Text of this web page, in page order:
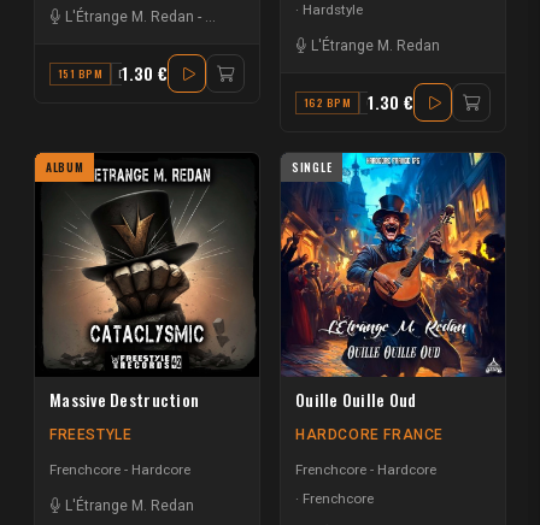
L'Étrange M. Redan - Tomson Fauster
151 BPM D1.30 €
Hardstyle
L'Étrange M. Redan
162 BPM C1.30 €
ALBUM
Massive Destruction
FREESTYLE
Frenchcore - Hardcore
L'Étrange M. Redan
SINGLE
Ouille Ouille Oud
HARDCORE FRANCE
Frenchcore - Hardcore
Frenchcore